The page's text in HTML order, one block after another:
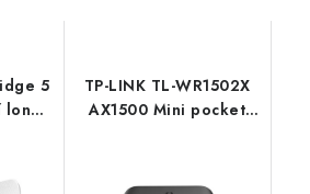
5
long-
TP-LINK TL-WR1502X
AX1500 Mini pocket